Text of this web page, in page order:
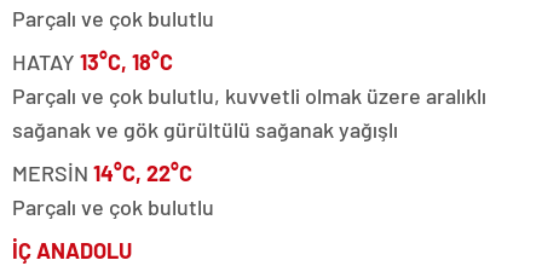
Parçalı ve çok bulutlu
HATAY 13°C, 18°C
Parçalı ve çok bulutlu, kuvvetli olmak üzere aralıklı
sağanak ve gök gürültülü sağanak yağışlı
MERSİN 14°C, 22°C
Parçalı ve çok bulutlu
İÇ ANADOLU